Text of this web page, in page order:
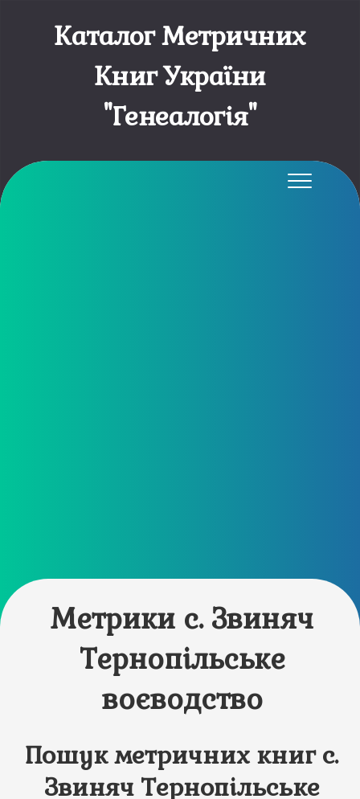
Каталог Метричних
Книг України
"Генеалогія"
Метрики с. Звиняч
Тернопільське
воєводство
Пошук метричних книг с.
Звиняч Тернопільське